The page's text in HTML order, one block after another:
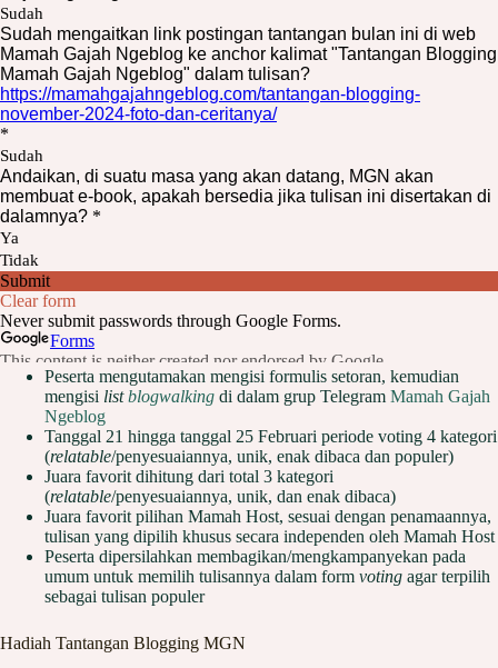
Peserta mengutamakan mengisi formulis setoran, kemudian
mengisi listblogwalking di dalam grup Telegram Mamah Gajah
Ngeblog
Tanggal 21 hingga tanggal 25 Februari periode voting 4 kategori
(relatable/penyesuaiannya, unik, enak dibaca dan populer)
Juara favorit dihitung dari total 3 kategori
(relatable/penyesuaiannya, unik, dan enak dibaca)
Juara favorit pilihan Mamah Host, sesuai dengan penamaannya,
tulisan yang dipilih khusus secara independen oleh Mamah Host
Peserta dipersilahkan membagikan/mengkampanyekan pada
umum untuk memilih tulisannya dalam form voting agar terpilih
sebagai tulisan populer
Hadiah Tantangan Blogging MGN